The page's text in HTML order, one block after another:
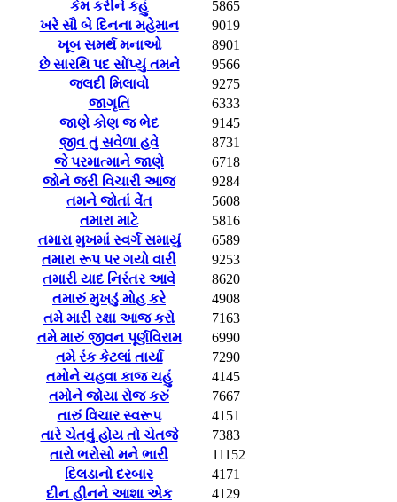
કેમ કરીને કહું
5865
ખરે સૌ બે દિનના મહેમાન
9019
ખૂબ સમર્થ મનાઓ
8901
છે સારથિ પદ સોંપ્યું તમને
9566
જલદી મિલાવો
9275
જાગૃતિ
6333
જાણે કોણ જ ભેદ
9145
જીવ તું સવેળા હવે
8731
જે પરમાત્માને જાણે
6718
જોને જરી વિચારી આજ
9284
તમને જોતાં વેંત
5608
તમારા માટે
5816
તમારા મુખમાં સ્વર્ગ સમાયું
6589
તમારા રૂપ પર ગયો વારી
9253
તમારી યાદ નિરંતર આવે
8620
તમારું મુખડું મોહ કરે
4908
તમે મારી રક્ષા આજ કરો
7163
તમે મારું જીવન પૂર્ણવિરામ
6990
તમે રંક કેટલાં તાર્યા
7290
તમોને ચહવા કાજ ચહું
4145
તમોને જોયા રોજ કરું
7667
તારું વિચાર સ્વરૂપ
4151
તારે ચેતવું હોય તો ચેતજે
7383
તારો ભરોસો મને ભારી
11152
દિલડાનો દરબાર
4171
દીન હીનને આશા એક
4129